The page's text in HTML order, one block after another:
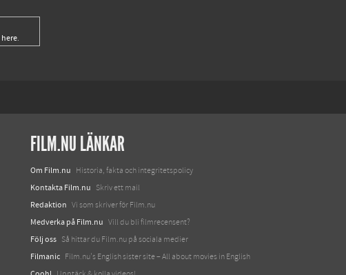
here.
FILM.NU LÄNKAR
Om Film.nu Historia, fakta och integritetspolicy
Kontakta Film.nu Skriv ett mail
Redaktion Vi som skriver för Film.nu
Medverka på Film.nu Vill du bli filmrecensent?
Följ oss Så hittar du Film.nu på sociala medier
Filmanic Film.nu's English sister site – All about movies in English